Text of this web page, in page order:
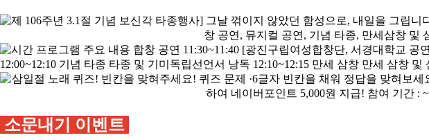
소문내기 이벤트